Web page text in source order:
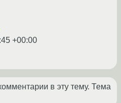
+00:00
в эту тему. Тема